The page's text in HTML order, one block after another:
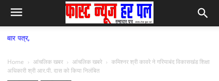
Home आंचलिक खबर आंचलिक खबरे
कमिश्नर श्री कावरे ने गरियाबंद विकासखंड शिक्षा
अधिकारी श्री आर.पी. दास को किया निलंबित